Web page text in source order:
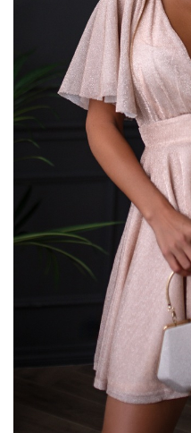
Midi kleitas
Vakarkleitas
Maxi kleitas
Skater kleitas
Mini kleitas
Adīt kleitas